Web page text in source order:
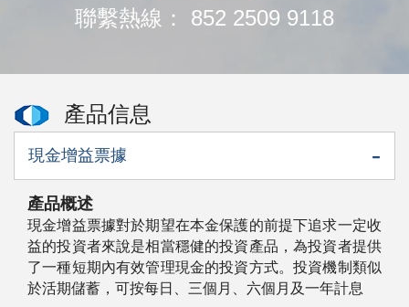
聯繫熱線： 852 2509 9118
產品信息
現金增益票據
產品概述
現金增益票據對於期望在本金保護的前提下追求一定收
益的投資者來說是相當穩健的投資產品，為投資者提供
了一種短期內有效管理現金的投資方式。投資機制類似
於活期儲蓄，可按每日、三個月、六個月及一年計息